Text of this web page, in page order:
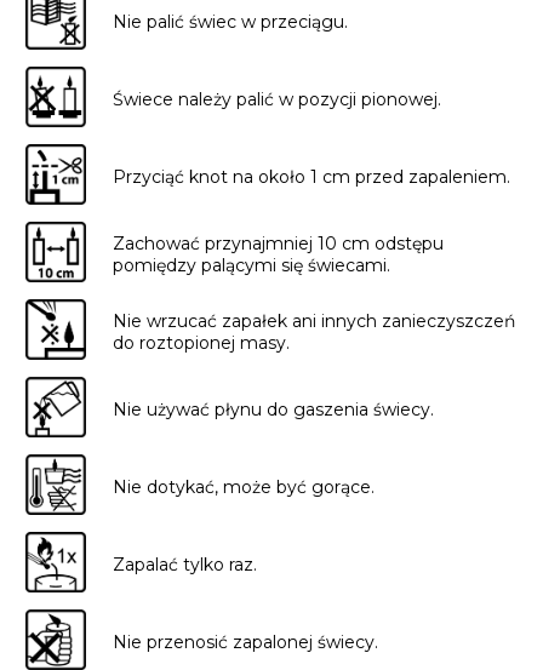
Nie palić świec w przeciągu.
Świece należy palić w pozycji pionowej.
Przyciąć knot na około 1 cm przed zapaleniem.
Zachować przynajmniej 10 cm odstępu
pomiędzy palącymi się świecami.
Nie wrzucać zapałek ani innych zanieczyszczeń
do roztopionej masy.
Nie używać płynu do gaszenia świecy.
Nie dotykać, może być gorące.
Zapalać tylko raz.
Nie przenosić zapalonej świecy.